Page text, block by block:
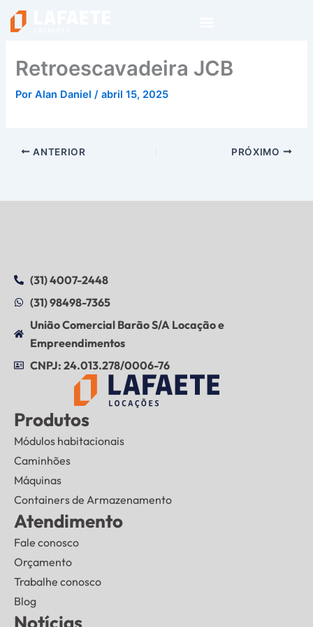
conteúdo
Retroescavadeira JCB
PorAlan Daniel/abril 15, 2025
ANTERIOR PRÓXIMO
(31) 4007-2448
(31) 98498-7365
União Comercial Barão S/A Locação e
Empreendimentos
CNPJ: 24.013.278/0006-76
Produtos
Módulos habitacionais
Caminhões
Máquinas
Containers de Armazenamento
Atendimento
Fale conosco
Orçamento
Trabalhe conosco
Blog